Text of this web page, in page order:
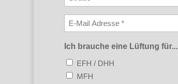
E-
Mail
*Ich brauche eine Lüftung für...
EFH / DHH
MFH